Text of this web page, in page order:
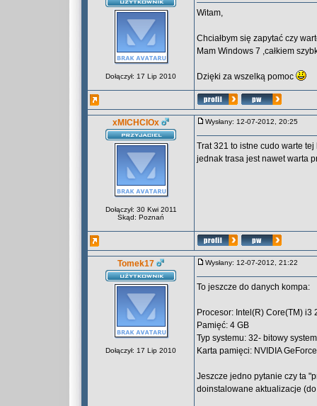
Dołączył: 17 Lip 2010
Witam,
Chciałbym się zapytać czy
Mam Windows 7 ,całkiem
Dzięki za wszelką pomoc
xMICHCIOx
Dołączył: 30 Kwi 2011
Skąd: Poznań
Wysłany: 12-07-2012, 20:25
Trat 321 to istne cudo warte
jednak trasa jest nawet warta
Tomek17
Dołączył: 17 Lip 2010
Wysłany: 12-07-2012, 21:22
To jeszcze do danych kompa:
Procesor: Intel(R) Core(TM) i3
Pamięć: 4 GB
Typ systemu: 32- bitowy
Karta pamięci: NVIDIA
Jeszcze jedno pytanie czy ta
doinstalowane aktualizacje